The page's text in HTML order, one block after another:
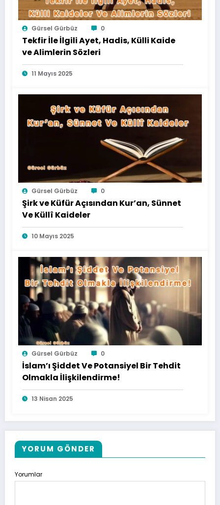
Gürsel Gürbüz 0
Tekfir İle İlgili Ayet, Hadis, Külli Kaide
ve Alimlerin Sözleri
11 Mayıs 2025
Gürsel Gürbüz 0
Şirk ve Küfür Açısından Kur’an, Sünnet
Ve Küllî Kaideler
10 Mayıs 2025
Gürsel Gürbüz 0
İslam’ı Şiddet Ve Potansiyel Bir Tehdit
Olmakla İlişkilendirme!
13 Nisan 2025
YORUM GÖNDER
Yorumlar